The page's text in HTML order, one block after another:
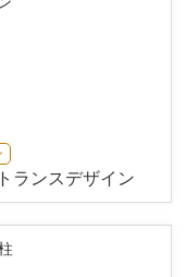
ランスデザイン